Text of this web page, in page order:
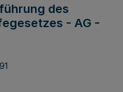
des
- AG -